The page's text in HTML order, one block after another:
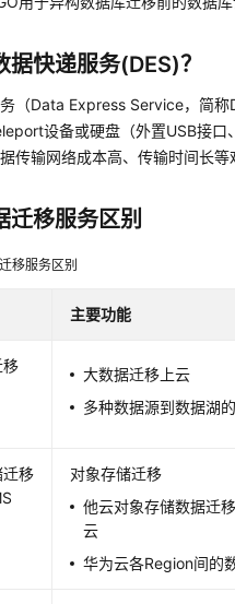
据快递服务(DES)？
（Data Express Service，简称
设备或硬盘（外置USB接口
传输网络成本高、传输时间长
迁移服务区别
移服务区别
主要功能
移
大数据迁移上云
多种数据源到数据湖
迁移
对象存储迁移
他云对象存储数据迁
云
华为云各Region间的